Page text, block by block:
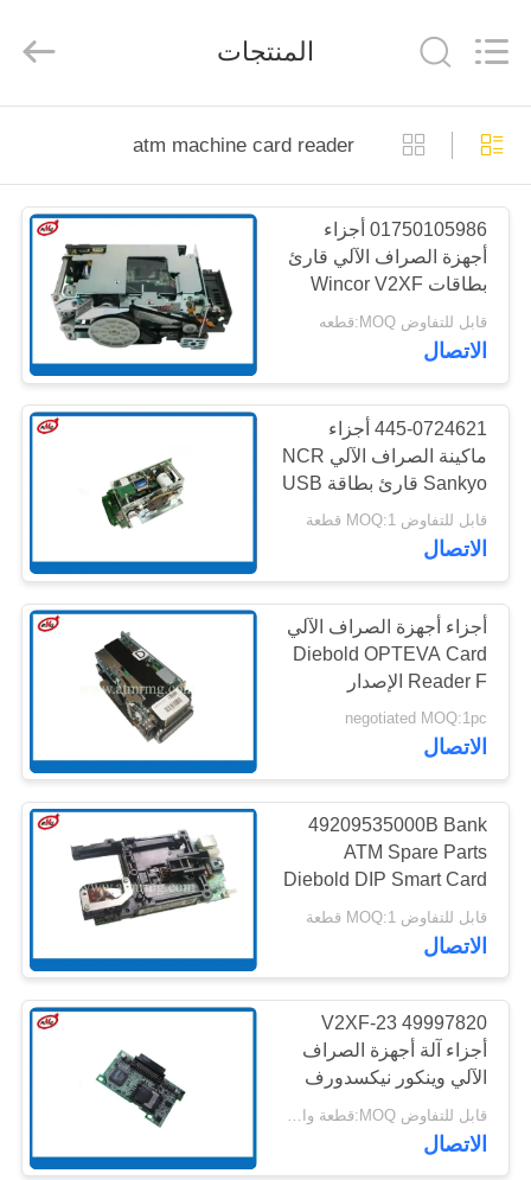
الصفحة
الرئيسية
المنتجات
حولنا
جولة
المصنع
مراقبة
الجودة
اتصل
أخبار
القضايا
اطلب
عرض
أسعار
خريطة
الموقع
Science
Ltd..
Rights
Reserved.
المنتجات
atm machine card reader
01750105986 أجزاء
أجهزة الصراف الآلي قارئ
بطاقات Wincor V2XF
الإصدار القياسي
1750105986
قابل للتفاوض MOQ:قطعه
الاتصال
445-0724621 أجزاء
ماكينة الصراف الآلي NCR
Sankyo قارئ بطاقة USB
ITC3Q8-3A2347
قابل للتفاوض MOQ:1 قطعة
الاتصال
أجزاء أجهزة الصراف الآلي
Diebold OPTEVA Card
Reader F الإصدار
49209542000F 00-
104380-000k
negotiated MOQ:1pc
الاتصال
49209535000B Bank
ATM Spare Parts
Diebold DIP Smart Card
Reader Track 123 EMV
49-209535-000B
قابل للتفاوض MOQ:1 قطعة
الاتصال
V2XF-23 49997820
أجزاء آلة أجهزة الصراف
الآلي وينكور نيكسدورف
V2XF قارئ بطاقات لوحة
تحكم IC
قابل للتفاوض MOQ:قطعة واحدة
الاتصال